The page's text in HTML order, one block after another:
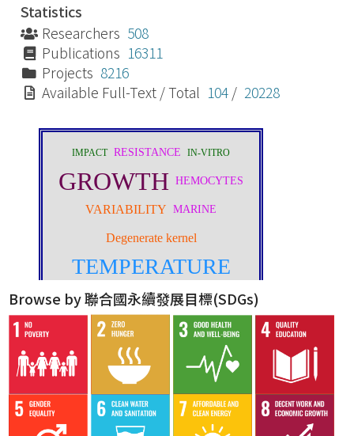
Statistics
Researchers 508
Publications 16311
Projects 8216
Available Full-Text / Total 104 / 20228
Browse by 聯合國永續發展目標(SDGs)